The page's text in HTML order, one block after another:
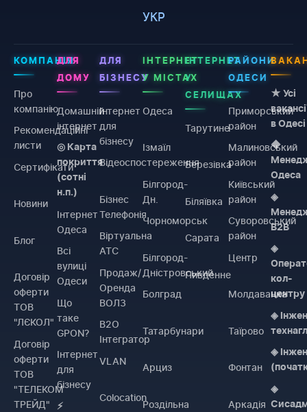
УКР
КОМПАНІЯ
Про
компанію
Рекомендаційні
листи
Сертифікати
Новини
Блог
Договiр
оферти
ТОВ
"ЛЄКОЛ"
Договiр
оферти
ТОВ
"ТЕЛЕКОМ
ТРЕЙД"
ДЛЯ
ДОМУ
Домашній
інтернет
◎ Карта
покриття
(сотні
н.п.)
Інтернет
Одеса
Всі
вулиці
Одеси
Що
таке
GPON?
Інтернет
для
бізнесу
⚡
ДЛЯ
БІЗНЕСУ
Інтернет
для
бізнесу
Відеоспостереження
Бізнес
Телефонія
Віртуальна
АТС
Продаж/
Оренда
ВОЛЗ
B2O
Інтегратор
VLAN
Colocation
ІНТЕРНЕТ
У МІСТАХ
Одеса
Ізмаїл
Білгород-
Дн.
Чорноморськ
Білгород-
Дністровський
Болград
Татарбунари
Арциз
Роздільна
ІНТЕРНЕТ
У
СЕЛИЩАХ
Тарутине
Березівка
Біляївка
Сарата
Пивденне
РАЙОНИ
ОДЕСИ
Приморський
район
Малиновський
район
Київський
район
Суворовський
район
Центр
Молдаванка
Таїрово
Фонтан
Аркадія
★ Усі
в Одесі
◆
Одеса
◈
B2B
◈
кол-
центру
◈
◈
◈